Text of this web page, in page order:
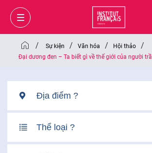
/ Sự kiện / Văn hóa / Hội thảo /
Đại dương đen – Ta biết gì về thế giới của người